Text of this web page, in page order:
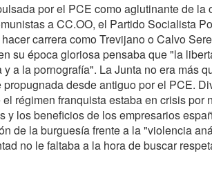
por el PCE como aglutinante de la
a CC.OO, el Partido Socialista
carrera como Trevijano o Calvo
su época gloriosa pensaba que "la
a la pornografía". La Junta no era más
desde antiguo por el PCE.
régimen franquista estaba en crisis por
y los beneficios de los empresarios
de la burguesía frente a la "violencia
no le faltaba a la hora de buscar